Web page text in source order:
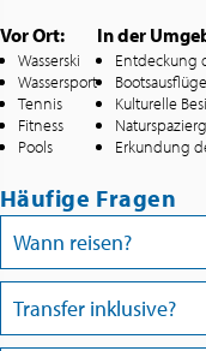
Vor Ort:
Wasserski
Wassersport
Tennis
Fitness
Pools
In der
Entdeckung
Bootsausflüge
Kulturelle
Erkundung
Häufige Fragen
Wann reisen?
Transfer inklusive?